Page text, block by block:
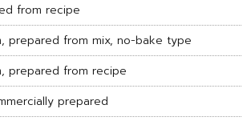
from recipe
prepared from mix, no-bake type
prepared from recipe
prepared